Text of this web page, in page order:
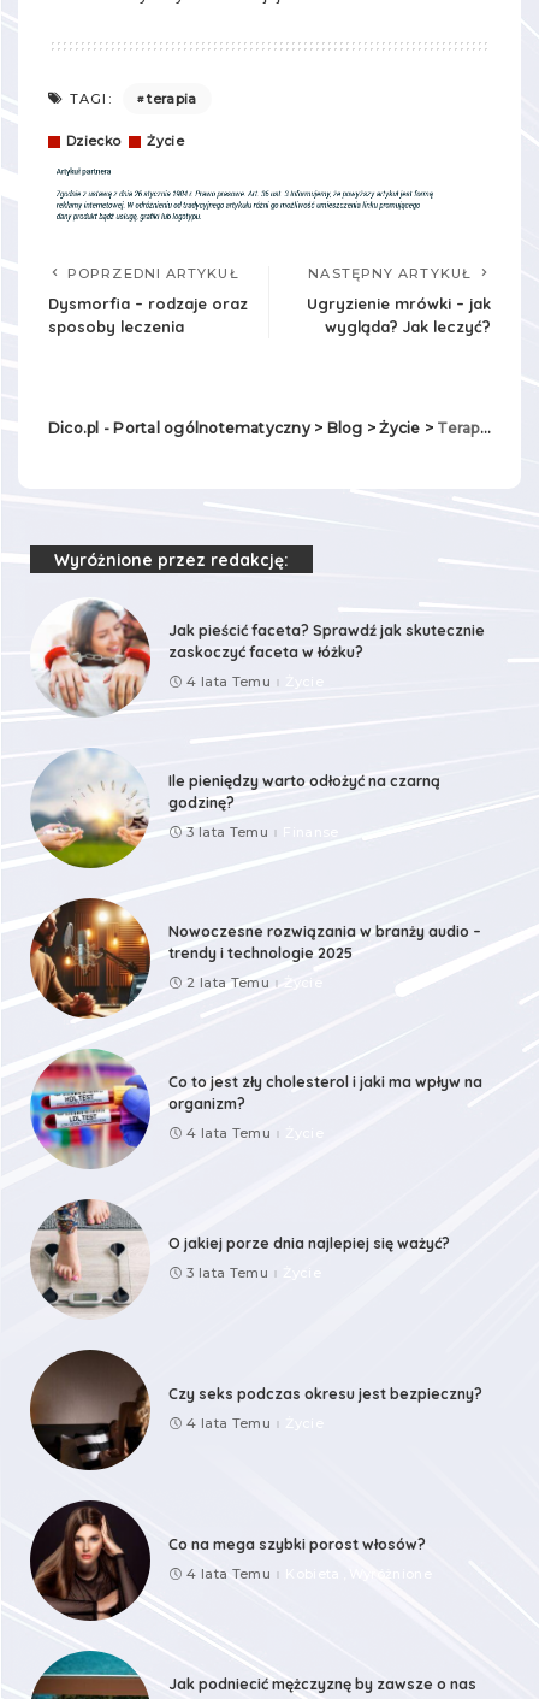
TAGI: terapia
Dziecko Życie
POPRZEDNI ARTYKUŁ
Dysmorfia – rodzaje oraz
sposoby leczenia
NASTĘPNY ARTYKUŁ
Ugryzienie mrówki – jak
wygląda? Jak leczyć?
Dico.pl - Portal ogólnotematyczny> Blog >Życie > Terapia skoncentrowana na rozwiązaniach – wszystko co powinieneś o niej wiedzieć
Wyróżnione przez redakcję:
Jak pieścić faceta? Sprawdź jak skutecznie
zaskoczyć faceta w łóżku?
4 lata Temu
Ile pieniędzy warto odłożyć na czarną
godzinę?
3 lata Temu
Nowoczesne rozwiązania w branży audio –
trendy i technologie 2025
2 lata Temu
Co to jest zły cholesterol i jaki ma wpływ na
organizm?
4 lata Temu
O jakiej porze dnia najlepiej się ważyć?
3 lata Temu
Czy seks podczas okresu jest bezpieczny?
4 lata Temu
Co na mega szybki porost włosów?
4 lata Temu
Jak podniecić mężczyznę by zawsze o nas